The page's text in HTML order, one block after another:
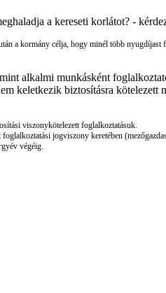
a kereseti korlátot? -
a kormány célja, hogy minél több nyugdíjast
alkalmi munkásként
keletkezik biztosításra
viszonykötelezett foglalkoztatásuk.
jogviszony keretében
végéig.